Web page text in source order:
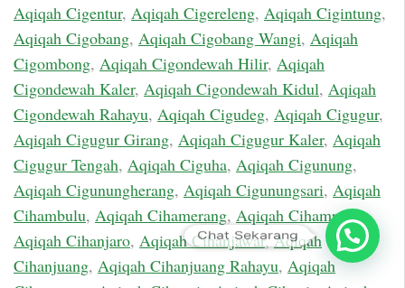
Aqiqah Cigentur, Aqiqah Cigereleng, Aqiqah Cigintung,
Aqiqah Cigobang, Aqiqah Cigobang Wangi, Aqiqah
Cigombong, Aqiqah Cigondewah Hilir, Aqiqah
Cigondewah Kaler, Aqiqah Cigondewah Kidul, Aqiqah
Cigondewah Rahayu, Aqiqah Cigudeg, Aqiqah Cigugur,
Aqiqah Cigugur Girang, Aqiqah Cigugur Kaler, Aqiqah
Cigugur Tengah, Aqiqah Ciguha, Aqiqah Cigunung,
Aqiqah Cigunungherang, Aqiqah Cigunungsari, Aqiqah
Cihambulu, Aqiqah Cihamerang, Aqiqah Cihampelas,
Aqiqah Cihanjaro, Aqiqah Cihanjawar,Aqiqah
Cihanjuang, Aqiqah Cihanjuang Rahayu, Aqiqah
Chat Sekarang